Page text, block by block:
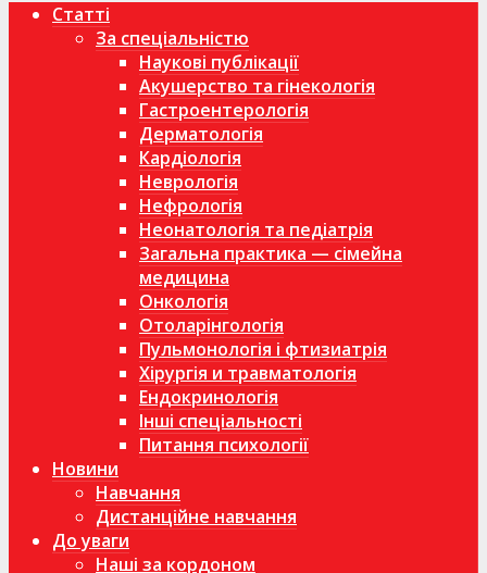
Статті
За спеціальністю
Наукові публікації
Акушерство та гінекологія
Гастроентерологія
Дерматологія
Кардіологія
Неврологія
Нефрологія
Неонатологія та педіатрія
Загальна практика — сімейна
медицина
Онкологія
Отоларінгологія
Пульмонологія і фтизиатрія
Хірургія и травматологія
Ендокринологія
Інші спеціальності
Питання психології
Новини
Навчання
Дистанційне навчання
До уваги
Наші за кордоном